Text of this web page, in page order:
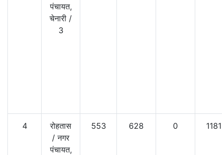
पंचायत,
चेनारी /
3
4
रोहतास
/नगर
पंचायत,
553 628 0 1181